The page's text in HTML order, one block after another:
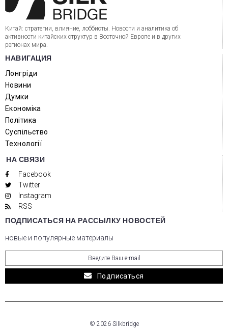
Китай: стратегии, влияние, лоббисты. Новости и аналитика об
активности китайских структур в Восточной Европе и в других
регионах мира.
НАВИГАЦИЯ
Лонгріди
Новини
Думки
Економіка
Політика
Суспільство
Технології
НА СВЯЗИ
Facebook
Twitter
Instagram
RSS
ПОДПИСАТЬСЯ НА РАССЫЛКУ НОВОСТЕЙ
новые и популярные материалы
Подписаться
© 2026 Silkbridge